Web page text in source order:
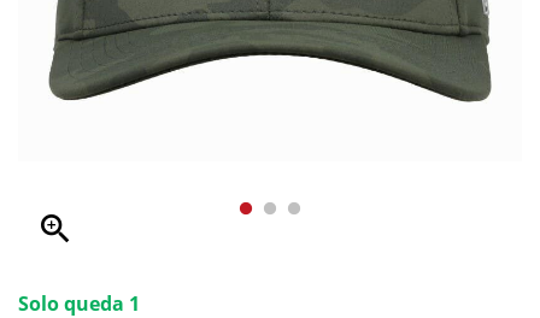
zoom_in
Solo queda 1